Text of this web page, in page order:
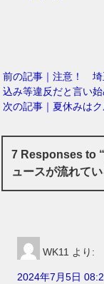
前の記事｜注意！ 埼
込み等違反だと言い
次の記事｜夏休みは
7 Responses to
ュースが流れて
WK11 より:
2024年7月5日